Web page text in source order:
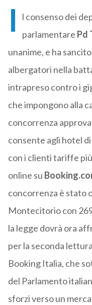
I
l consenso dei
parlamentare Pd
unanime, e ha
albergatori nella
intrapreso contro i
che impongono alla
concorrenza
consente agli hotel
con i clienti tariffe
online su
concorrenza è stato
Montecitorio con
la legge dovrà ora
per la seconda
Booking Italia, che
del Parlamento
sforzi verso un